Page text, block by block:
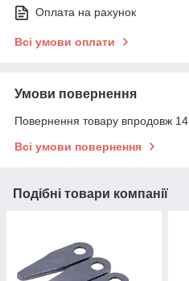
Оплата на рахунок
Всі умови оплати
Умови повернення
Повернення товару впродовж 14
Всі умови повернення
Подібні товари компанії